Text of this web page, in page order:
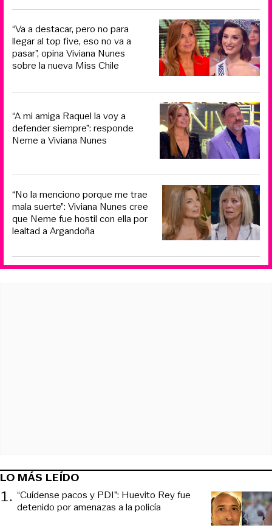
“Va a destacar, pero no para
llegar al top five, eso no va a
pasar”, opina Viviana Nunes
sobre la nueva Miss Chile
“A mi amiga Raquel la voy a
defender siempre”: responde
Neme a Viviana Nunes
“No la menciono porque me trae
mala suerte”: Viviana Nunes cree
que Neme fue hostil con ella por
lealtad a Argandoña
LO MÁS LEÍDO
1. “Cuídense pacos y PDI”: Huevito Rey fue
detenido por amenazas a la policía